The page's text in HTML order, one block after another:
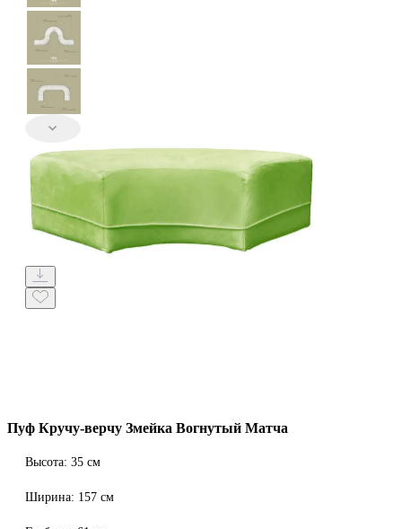
НАВИГАЦИЯ
ИЗДЕЛИЯ ПОД ЗАКАЗ
ТЕХНИЧЕСКОЕ
Пуф Кручу-верчу Змейка Вогнутый Матча
Высота: 35 см
Ширина: 157 см